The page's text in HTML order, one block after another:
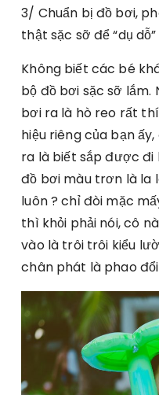
3/ Chuẩn bị đồ bơi,
thật sặc sỡ để “dụ
Không biết các bé
bộ đồ bơi sặc sỡ lắm.
bơi ra là hò reo rất
hiệu riêng của bạn
ra là biết sắp được đi
đồ bơi màu trơn là la
luôn ? chỉ đòi mặc
thì khỏi phải nói, cô
vào là trôi trôi kiểu
chân phát là phao